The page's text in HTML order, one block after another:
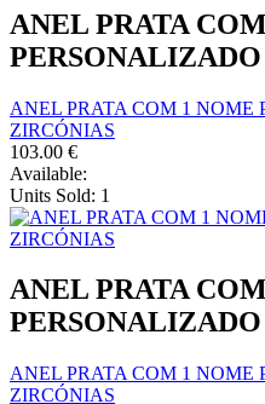
the
product
page
options
may
be
on
ANEL PRATA
ANEL PRATA COM 1 NOME
ZIRCÓNIAS
103.00 €
Available:
Units Sold: 1
ANEL PRATA
ANEL PRATA COM 1 NOME
ZIRCÓNIAS